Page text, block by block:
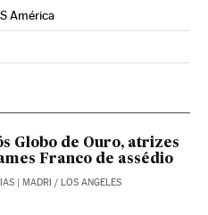
América
Instagram
en Facebook
Globo de Ouro, atrizes
Franco de assédio
| MADRI / LOS ANGELES